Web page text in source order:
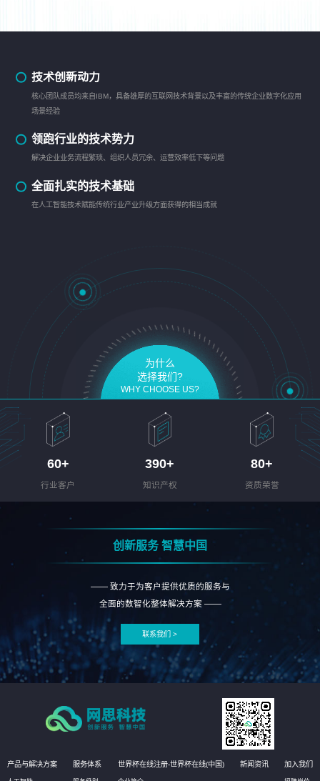
技术创新动力
核心团队成员均来自IBM，具备雄厚的互联网技术背景以及丰富的传统企业数字化应用
场景经验
领跑行业的技术势力
解决企业业务流程繁琐、组织人员冗余、运营效率低下等问题
全面扎实的技术基础
在人工智能技术赋能传统行业产业升级方面获得的相当成就
为什么
选择我们?
WHY CHOOSE US?
60+
行业客户
390+
知识产权
80+
资质荣誉
创新服务 智慧中国
—— 致力于为客户提供优质的服务与
全面的数智化整体解决方案 ——
联系我们 >
产品与解决方案 服务体系 世界杯在线注册-世界杯在线(中国) 新闻资讯 加入我们